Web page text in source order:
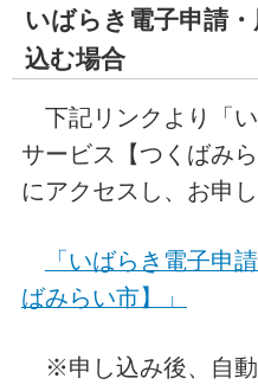
いばらき電子申請
込む場合
下記リンクより「
サービス【つくばみ
にアクセスし、お申
「いばらき電子申
ばみらい市】」
※申し込み後、自動